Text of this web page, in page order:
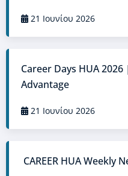
21 Ιουνίου 2026
Career Days HUA
Advantage
21 Ιουνίου 2026
CAREER HUA Weekly